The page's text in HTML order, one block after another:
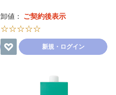
卸値： ご契約後表示
☆☆☆☆☆
新規・ログイン